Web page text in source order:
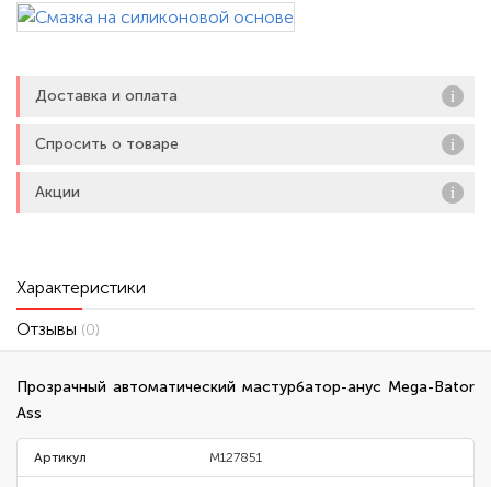
Доставка и оплата
Спросить о товаре
Акции
Характеристики
Отзывы (0)
Прозрачный автоматический мастурбатор-анус Mega-Bator
Ass
Артикул M127851